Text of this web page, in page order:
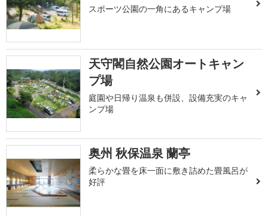
スポーツ公園の一角にあるキャンプ場
天守閣自然公園オートキャン
プ場
庭園や日帰り温泉も併設、設備充実のキャ
ンプ場
奥州 秋保温泉 蘭亭
柔らかな畳を床一面に敷き詰めた畳風呂が
好評